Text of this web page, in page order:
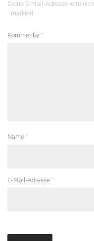
Deine E-Mail-Adresse wird
* markiert
Kommentar *
Name *
E-Mail-Adresse *